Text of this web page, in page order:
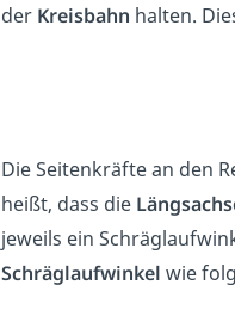
der Kreisbahn halten.
Die Seitenkräfte an den
heißt, dass die
jeweils ein
Schräglaufwinkel wie